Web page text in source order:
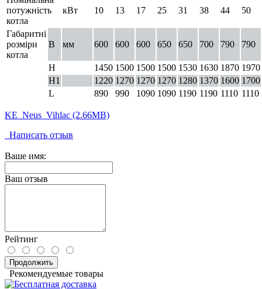
потужність
котла
кВт 10 13 17 25 31 38 44 50
Габаритні
розміри
котла
B мм 600 600 600 650 650 700 790 790
H 1450 1500 1500 1500 1530 1630 1870 1970
H1
1220 1270 1270 1270 1280 1370 1600 1700
L
890 990 1090 1090 1190 1190 1110 1110
KE_Neus_Vihlac (2.66MB)
Написать отзыв
Ваше имя:
Ваш отзыв
Рейтинг
Продолжить
Рекомендуемые товары